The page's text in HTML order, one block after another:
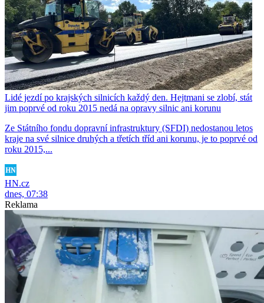
Lidé jezdí po krajských silnicích každý den. Hejtmani se zlobí, stát
jim poprvé od roku 2015 nedá na opravy silnic ani korunu
Ze Státního fondu dopravní infrastruktury (SFDI) nedostanou letos
kraje na své silnice druhých a třetích tříd ani korunu, je to poprvé od
roku 2015,...
HN.cz
dnes, 07:38
Reklama